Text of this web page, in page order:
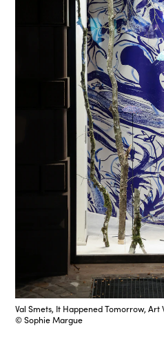
Val Smets, It Happened Tomorrow, Art
© Sophie Margue